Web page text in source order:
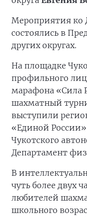
Мероприятия ко
состоялись в
других округах.
На площадке
профильного
марафона «Сила
шахматный
выступили
«Единой
Чукотского
Департамент
В
чуть более двух
любителей
школьного